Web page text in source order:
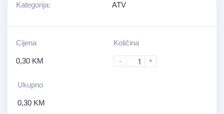
Kategorija: ATV
Cijena
0,30 KM
Količina
- +
Ukupno
0,30 KM